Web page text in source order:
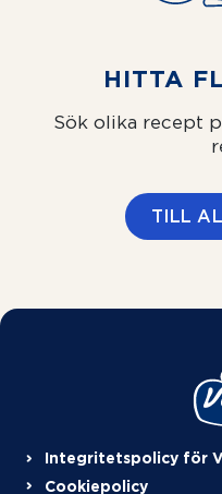
HITTA
Sök olika recept
TILL
Integritetspolicy för
Cookiepolicy